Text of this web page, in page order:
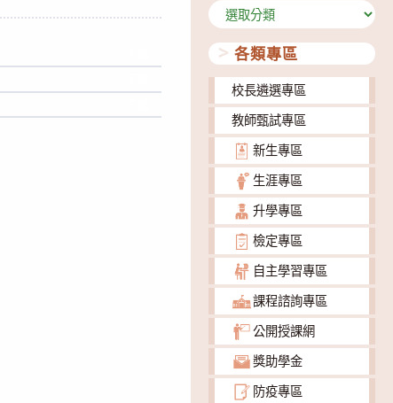
分
類
各類專區
校長遴選專區
教師甄試專區
新生專區
生涯專區
升學專區
檢定專區
自主學習專區
課程諮詢專區
公開授課網
獎助學金
防疫專區